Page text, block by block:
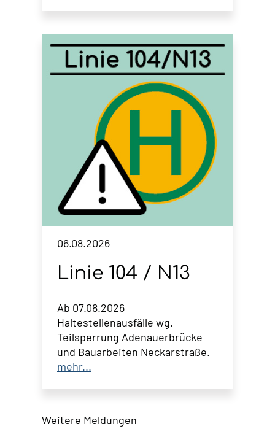
06.08.2026
Linie 104 / N13
Ab 07.08.2026
Haltestellenausfälle wg.
Teilsperrung Adenauerbrücke
und Bauarbeiten Neckarstraße.
mehr...
Weitere Meldungen